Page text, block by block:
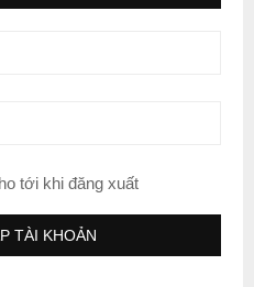
tới khi đăng xuất